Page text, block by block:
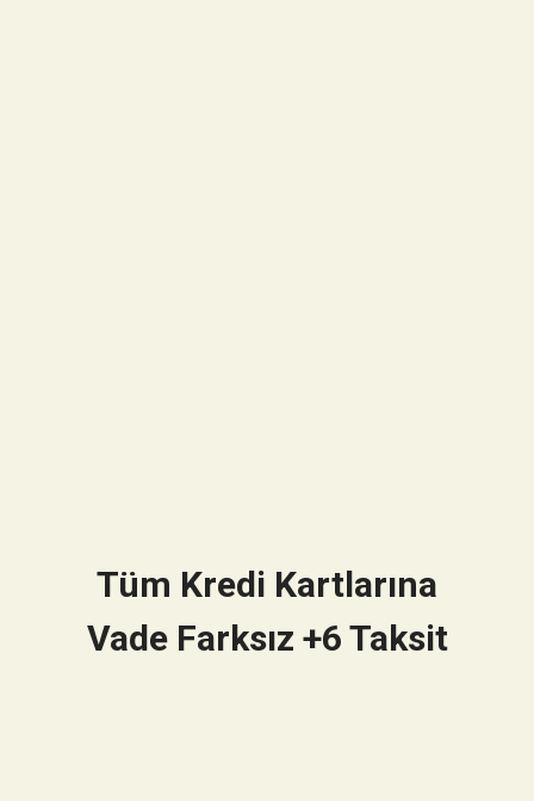
Tüm Kredi Kartlarına
Vade Farksız +6 Taksit